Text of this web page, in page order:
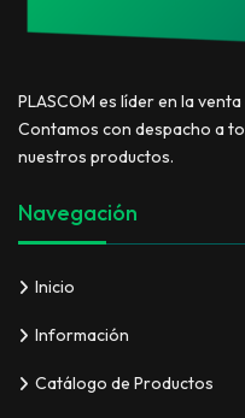
PLASCOM es líder en la
Contamos con despacho a
nuestros productos.
Navegación
Inicio
Información
Catálogo de Productos